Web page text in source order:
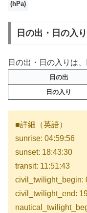
(hPa)
日の出・日の入り
日の出・日の入りは
日の出
日の入り
■詳細（英語）
sunrise: 04:59:56
sunset: 18:43:30
transit: 11:51:43
civil_twilight_begin:
civil_twilight_end: